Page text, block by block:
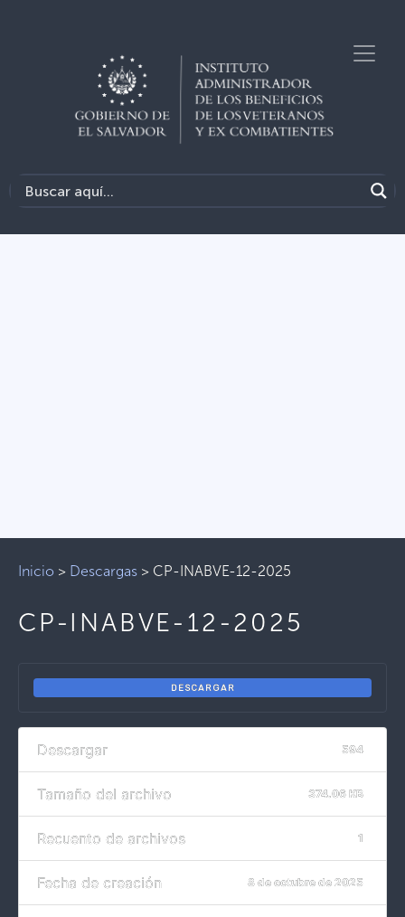
Inicio > Descargas > CP-INABVE-12-2025
CP-INABVE-12-2025
DESCARGAR
Descargar 594
Tamaño del archivo 374.06 KB
Recuento de archivos 1
Fecha de creación 8 de octubre de 2025